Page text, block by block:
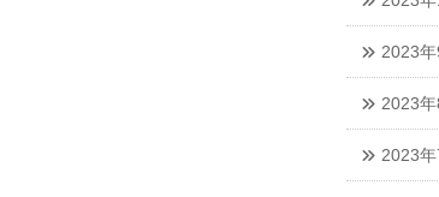
2023年
2023年
2023年